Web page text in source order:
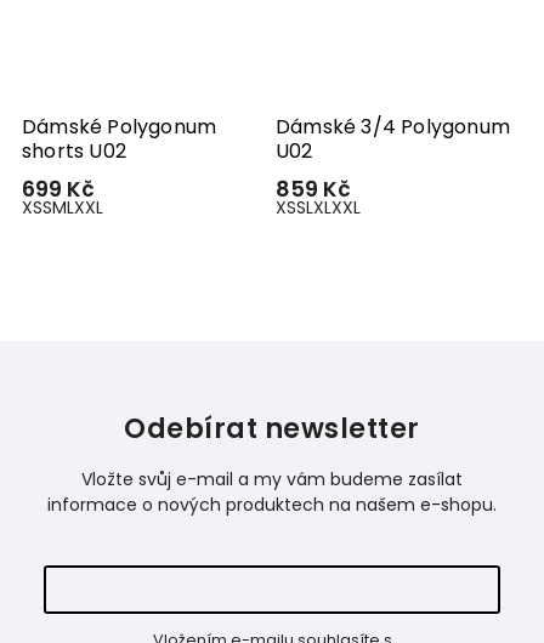
Dámské Polygonum
shorts U02
699 Kč
XSSMLXXL
Dámské 3/4 Polygonum
U02
859 Kč
XSSLXLXXL
Odebírat newsletter
Vložte svůj e-mail a my vám budeme zasílat
informace o nových produktech na našem e-shopu.